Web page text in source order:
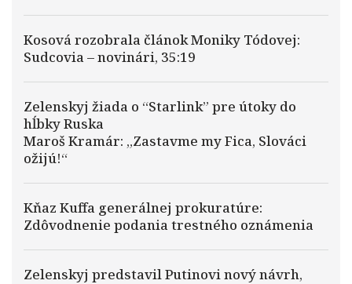
Kosová rozobrala článok Moniky Tódovej:
Sudcovia – novinári, 35:19
Zelenskyj žiada o “Starlink” pre útoky do
hĺbky Ruska
Maroš Kramár: „Zastavme my Fica, Slováci
ožijú!“
Kňaz Kuffa generálnej prokuratúre:
Zdôvodnenie podania trestného oznámenia
Zelenskyj predstavil Putinovi nový návrh,